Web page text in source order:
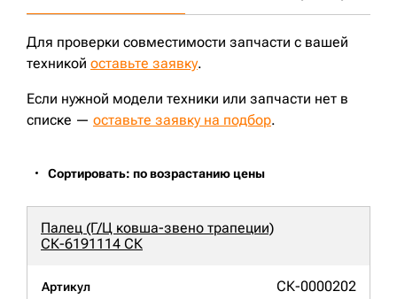
Для проверки совместимости запчасти с вашей
техникой оставьте заявку.
Если нужной модели техники или запчасти нет в
списке — оставьте заявку на подбор.
Сортировать: по возрастанию цены
Палец (Г/Ц ковша-звено трапеции)
СК-6191114 СК
Артикул СК-0000202